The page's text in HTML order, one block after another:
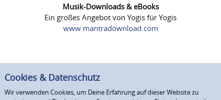
Musik-Downloads & eBooks
Ein großes Angebot von Yogis für Yogis
www.mantradownload.com
Cookies & Datenschutz
Wir verwenden Cookies, um Deine Erfahrung auf dieser Website zu